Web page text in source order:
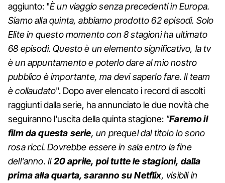
aggiunto: "È un viaggio senza precedenti in Europa.
Siamo alla quinta, abbiamo prodotto 62 episodi. Solo
Elite in questo momento con 8 stagioni ha ultimato
68 episodi. Questo è un elemento significativo, la tv
è un appuntamento e poterlo dare al mio nostro
pubblico è importante, ma devi saperlo fare. Il team
è collaudato". Dopo aver elencato i record di ascolti
raggiunti dalla serie, ha annunciato le due novità che
seguiranno l'uscita della quinta stagione: "Faremo il
film da questa serie, un prequel dal titolo Io sono
rosa ricci. Dovrebbe essere in sala entro la fine
dell'anno. Il20 aprile, poi tutte le stagioni, dalla
prima alla quarta, saranno su Netflix, visibili in